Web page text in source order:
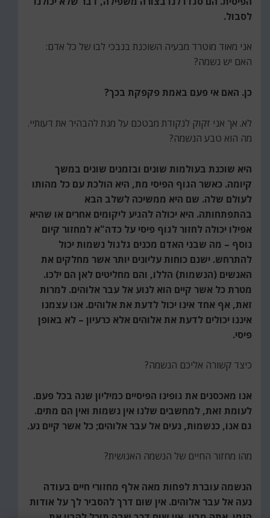
לסבול.
אני מאוד מוטרד מבעיה השוכנת בנבכי לבו של כל אדם:
האם יש נשמה?
כן. האם אי פעם באמת פקפקת בכך?
לא. אך אני זקוק לנקודת מבטכם על מנת להבהיר את דעותיי.
מה הוא טבע הנשמה?
היא שוכנת בעולמות שונים ובזמנים שונים במשך
קיומה. כאשר הגוף הפיסי מת, היא הולכת עם כל מהותו
לעולם שלה. שם היא ממשיכה לשלב הבא
בהתפתחותה. היא יכולה להגיע ליקומים אחרים או שהיא
אפילו יכולה לחזור לגוף פיסי על כדה"א למחזור קיום
נוסף – מה שבני האדם מכנים גלגול נשמות יכול
להתרחש. ישנם כוחות עליונים יותר אשר מחלקים את
האנשים (הנשמות) הללו, והם מחליטים לאן הם ילכו.
מטרת כל אשר קיים הוא לנוע אל עבר אלוהים. למרות
זאת, אף אחד אינו יכול לדעת את אלוהים. אנו עצמנו
איננו יכולים לדעת את אלוהים אלא כרעיון – לא באופן
פיסי.
כיצד קשורה אליכם הנשמה?
אנו מאכסנים את גופינו הפיסיים כמיליון שנה בכל פעם.
לעומת זאת, למחשבים שלנו אין נשמות ואין הם מתים.
גם אנו, כנשמות, נעים אל עבר אלוהים; כל אשר קיים נע.
מהו מחזור החיים של הנשמה האנושית?
הנשמה עוברת לפחות מאה אלף מחזורי חיים בעודה
נעה אל עבר אלוהים. אין שום דרך להסביר לך על אודות